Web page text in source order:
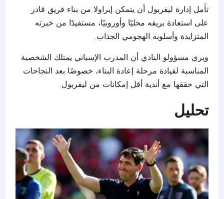
تأمل إدارة ليفربول أن يتمكن إيراولا من بناء فريق قادر
على استعادة بريقه محليًا وأوروبيًا، مستفيدًا من خبرته
المتزايدة وأسلوبه الهجومي الجذاب.
ويرى مسؤولو النادي أن المدرب الإسباني يمتلك الشخصية
المناسبة لقيادة مرحلة إعادة البناء، خصوصًا بعد النجاحات
التي حققها مع أندية أقل إمكانات من ليفربول.
تحليل